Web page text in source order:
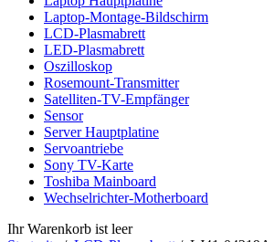
Laptop-Montage-Bildschirm
LCD-Plasmabrett
LED-Plasmabrett
Oszilloskop
Rosemount-Transmitter
Satelliten-TV-Empfänger
Sensor
Server Hauptplatine
Servoantriebe
Sony TV-Karte
Toshiba Mainboard
Wechselrichter-Motherboard
Ihr Warenkorb ist leer